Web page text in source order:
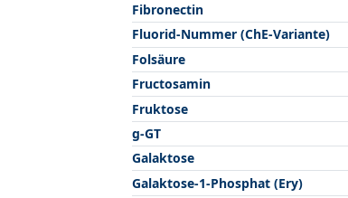
Fibronectin
Fluorid-Nummer (ChE-Variante)
Folsäure
Fructosamin
Fruktose
g-GT
Galaktose
Galaktose-1-Phosphat (Ery)